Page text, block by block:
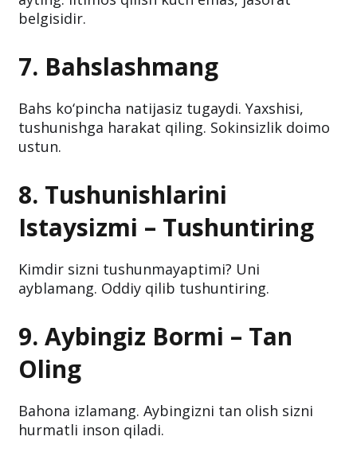
belgisidir.
7. Bahslashmang
Bahs ko‘pincha natijasiz tugaydi. Yaxshisi,
tushunishga harakat qiling. Sokinsizlik doimo
ustun.
8. Tushunishlarini
Istaysizmi – Tushuntiring
Kimdir sizni tushunmayaptimi? Uni
ayblamang. Oddiy qilib tushuntiring.
9. Aybingiz Bormi – Tan
Oling
Bahona izlamang. Aybingizni tan olish sizni
hurmatli inson qiladi.